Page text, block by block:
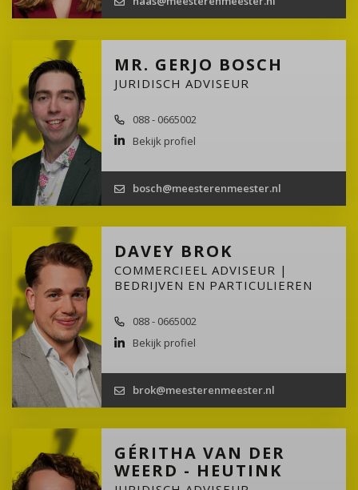
MR. GERJO BOSCH
JURIDISCH ADVISEUR
088 - 0665002
Bekijk profiel
bosch@meesterenmeester.nl
DAVEY BROK
COMMERCIEEL ADVISEUR |
BEDRIJVEN EN PARTICULIEREN
088 - 0665002
Bekijk profiel
brok@meesterenmeester.nl
GÉRITHA VAN DER
WEERD - HEUTINK